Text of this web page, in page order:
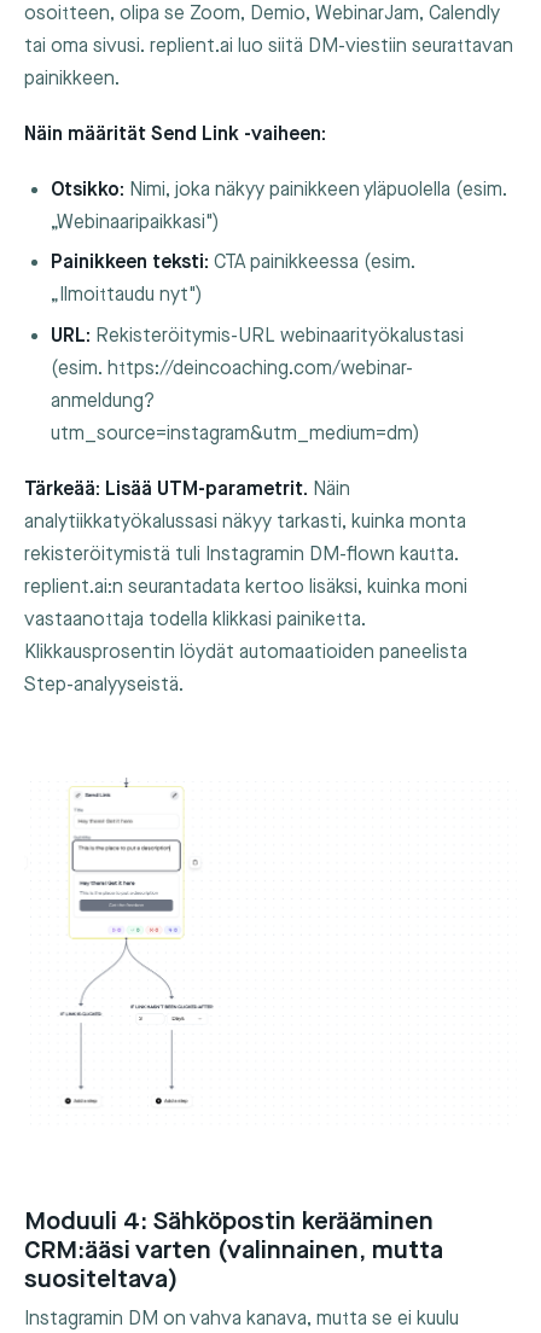
osoitteen, olipa se Zoom, Demio, WebinarJam, Calendly
tai oma sivusi. replient.ai luo siitä DM-viestiin seurattavan
painikkeen.
Näin määrität Send Link -vaiheen:
Otsikko: Nimi, joka näkyy painikkeen yläpuolella (esim.
„Webinaaripaikkasi")
Painikkeen teksti: CTA painikkeessa (esim.
„Ilmoittaudu nyt")
URL: Rekisteröitymis-URL webinaarityökalustasi
(esim. https://deincoaching.com/webinar-
anmeldung?
utm_source=instagram&utm_medium=dm)
Tärkeää: Lisää UTM-parametrit. Näin
analytiikkatyökalussasi näkyy tarkasti, kuinka monta
rekisteröitymistä tuli Instagramin DM-flown kautta.
replient.ai:n seurantadata kertoo lisäksi, kuinka moni
vastaanottaja todella klikkasi painiketta.
Klikkausprosentin löydät automaatioiden paneelista
Step-analyyseistä.
Moduuli 4: Sähköpostin kerääminen
CRM:ääsi varten (valinnainen, mutta
suositeltava)
Instagramin DM on vahva kanava, mutta se ei kuulu